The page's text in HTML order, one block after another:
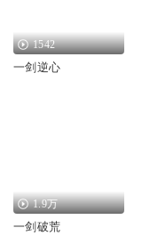
1542
一剑逆心
1.9万
一剑破荒